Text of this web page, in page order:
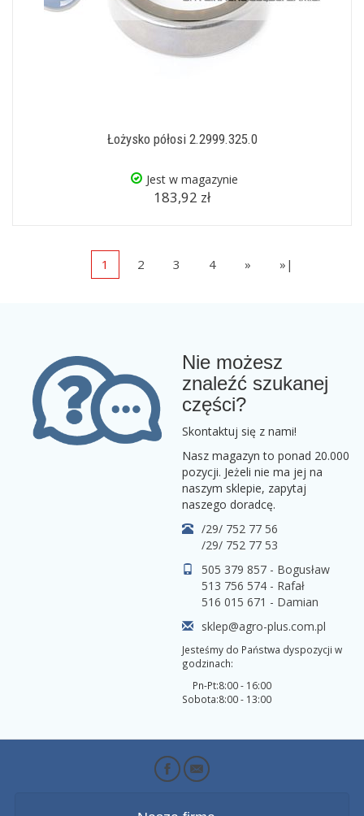
Łożysko półosi 2.2999.325.0
Jest w magazynie
183,92 zł
1 2 3 4 » »|
Nie możesz
znaleźć szukanej
części?
Skontaktuj się z nami!
Nasz magazyn to ponad 20.000
pozycji. Jeżeli nie ma jej na
naszym sklepie, zapytaj
naszego doradcę.
/29/ 752 77 56
/29/ 752 77 53
505 379 857 - Bogusław
513 756 574 - Rafał
516 015 671 - Damian
sklep@agro-plus.com.pl
Jesteśmy do Państwa dyspozycji w
godzinach:
Pn-Pt:
Sobota:
8:00 - 16:00
8:00 - 13:00